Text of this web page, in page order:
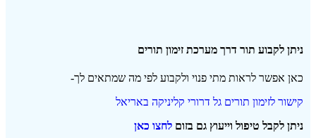
ניתן לקבוע תור דרך מערכת זימון תורים
כאן אפשר לראות מתי פנוי ולקבוע לפי מה שמתאים לך-
קישור לזימון תורים גל דרורי קליניקה באריאל
ניתן לקבל טיפול וייעוץ גם בזום לחצו כאן